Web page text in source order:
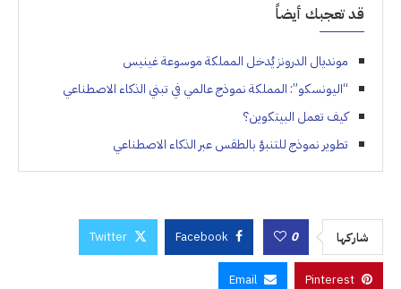
قد تعجبك أيضاً
مونديال الدرونز يُدخل المملكة موسوعة غينيس
“اليونسكو”: المملكة نموذج عالمي في تبني الذكاء الاصطناعي
كيف تعمل البيتكوين؟
تطوير نموذج للتنبؤ بالطقس عبر الذكاء الاصطناعي
شاركها 0
Facebook
Twitter
Pinterest
Email